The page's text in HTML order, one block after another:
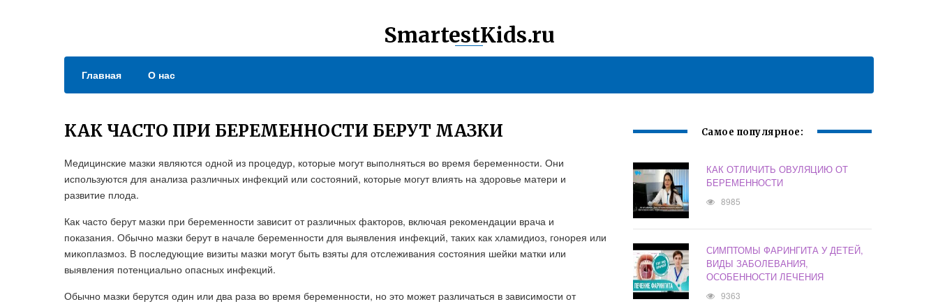
SmartestKids.ru
Главная О нас
КАК ЧАСТО ПРИ БЕРЕМЕННОСТИ БЕРУТ МАЗКИ
Медицинские мазки являются одной из процедур, которые могут выполняться во время беременности. Они
используются для анализа различных инфекций или состояний, которые могут влиять на здоровье матери и
развитие плода.
Как часто берут мазки при беременности зависит от различных факторов, включая рекомендации врача и
показания. Обычно мазки берут в начале беременности для выявления инфекций, таких как хламидиоз, гонорея или
микоплазмоз. В последующие визиты мазки могут быть взяты для отслеживания состояния шейки матки или
выявления потенциально опасных инфекций.
Обычно мазки берутся один или два раза во время беременности, но это может различаться в зависимости от
Самое популярное:
КАК ОТЛИЧИТЬ ОВУЛЯЦИЮ ОТ
БЕРЕМЕННОСТИ
8985
СИМПТОМЫ ФАРИНГИТА У ДЕТЕЙ,
ВИДЫ ЗАБОЛЕВАНИЯ,
ОСОБЕННОСТИ ЛЕЧЕНИЯ
9363